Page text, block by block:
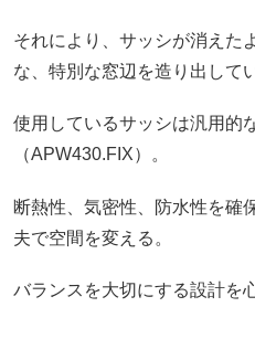
それにより、サッシが消えた
な、特別な窓辺を造り出して
使用しているサッシは汎用的
（APW430.FIX）。
断熱性、気密性、防水性を確
夫で空間を変える。
バランスを大切にする設計を